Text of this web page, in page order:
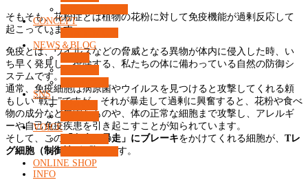
CONCEPT
NEWS＆BLOG
SNS
VOICE
ONLINE SHOP
INFO
そもそも、花粉症とは植物の花粉に対して免疫機能が過剰反応して
起こっています。
免疫とは、ウイルスなどの脅威となる異物が体内に侵入した時、い
ち早く発見し、排除する、私たちの体に備わっている自然の防御シ
ステムです。
通常、免疫細胞は病原菌やウイルスを見つけると攻撃してくれる頼
もしい”戦士”ですが、それが暴走して過剰に興奮すると、花粉や食べ
物の成分など無害なものや、体の正常な細胞まで攻撃し、アレルギ
ーや自己免疫疾患を引き起こすことが知られています。
そして、この
「免疫の暴走」にブレーキをかけてくれる細胞が、 Tレ
グ細胞（制御性T細胞）
です。